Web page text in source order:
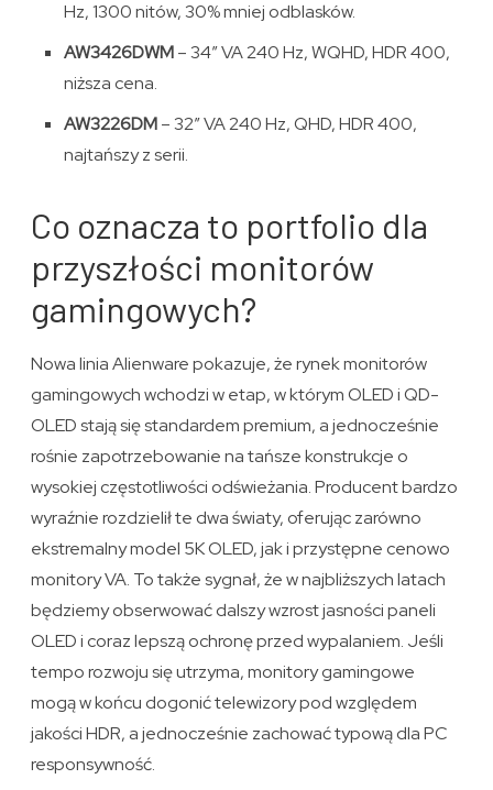
Hz, 1300 nitów, 30% mniej odblasków.
AW3426DWM– 34” VA 240 Hz, WQHD, HDR 400,
niższa cena.
AW3226DM– 32” VA 240 Hz, QHD, HDR 400,
najtańszy z serii.
Co oznacza to portfolio dla
przyszłości monitorów
gamingowych?
Nowa linia Alienware pokazuje, że rynek monitorów
gamingowych wchodzi w etap, w którym OLED i QD-
OLED stają się standardem premium, a jednocześnie
rośnie zapotrzebowanie na tańsze konstrukcje o
wysokiej częstotliwości odświeżania. Producent bardzo
wyraźnie rozdzielił te dwa światy, oferując zarówno
ekstremalny model 5K OLED, jak i przystępne cenowo
monitory VA. To także sygnał, że w najbliższych latach
będziemy obserwować dalszy wzrost jasności paneli
OLED i coraz lepszą ochronę przed wypalaniem. Jeśli
tempo rozwoju się utrzyma, monitory gamingowe
mogą w końcu dogonić telewizory pod względem
jakości HDR, a jednocześnie zachować typową dla PC
responsywność.